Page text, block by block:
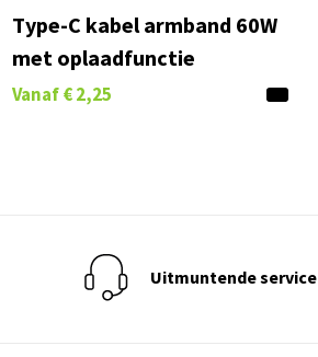
Type-C kabel armband 60W
met oplaadfunctie
Vanaf€ 2,25
Uitmuntende service